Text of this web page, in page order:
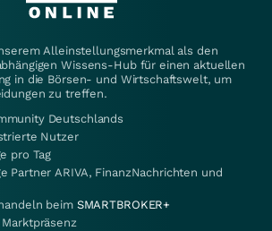
Alleinstellungsmerkmal als den
Wissens-Hub für einen aktuellen
in die Börsen- und Wirtschaftswelt, um
zu treffen.
Deutschlands
Nutzer
pro Tag
Partner ARIVA, FinanzNachrichten und
beim SMARTBROKER+